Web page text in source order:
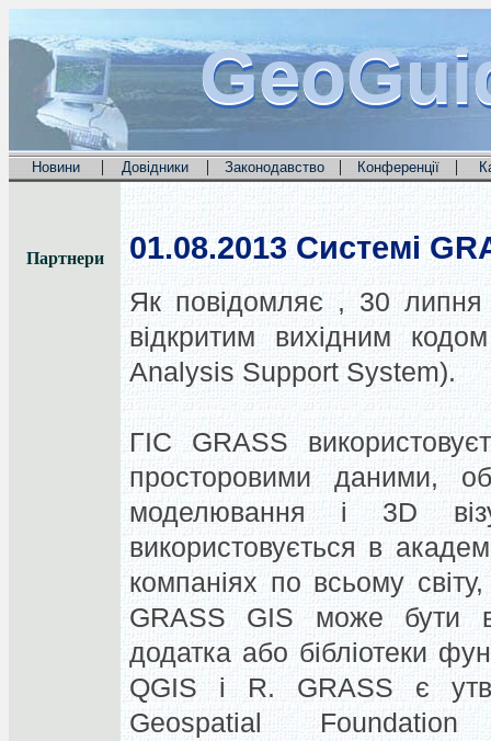
Новини | Довідники | Законодавство | Конференції |
Партнери 01.08.2013 Системі
Як повідомляє , 30 липня
відкритим
вихідним кодом
Analysis Support System).
ГІС GRASS
просторовими даними,
моделювання
і 3D
використовується в
компаніях по всьому світу,
GRASS GIS
може бути
додатка або бібліотеки
QGIS
і R. GRASS
є
Geospatial Foundation